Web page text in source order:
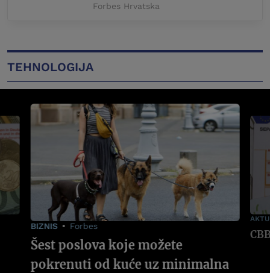
Forbes Hrvatska
TEHNOLOGIJA
BIZNIS Forbes
Šest poslova koje možete
pokrenuti od kuće uz minimalna